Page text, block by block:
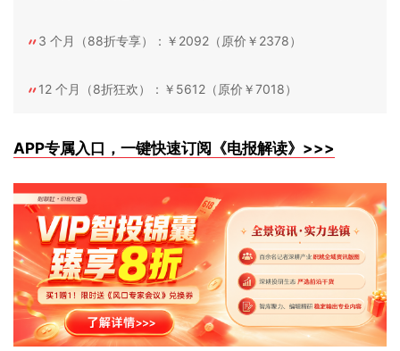
3 个月（88折专享）：￥2092（原价￥2378）
12 个月（8折狂欢）：￥5612（原价￥7018）
APP专属入口，一键快速订阅《电报解读》>>>